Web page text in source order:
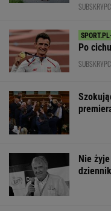
Po
Nie